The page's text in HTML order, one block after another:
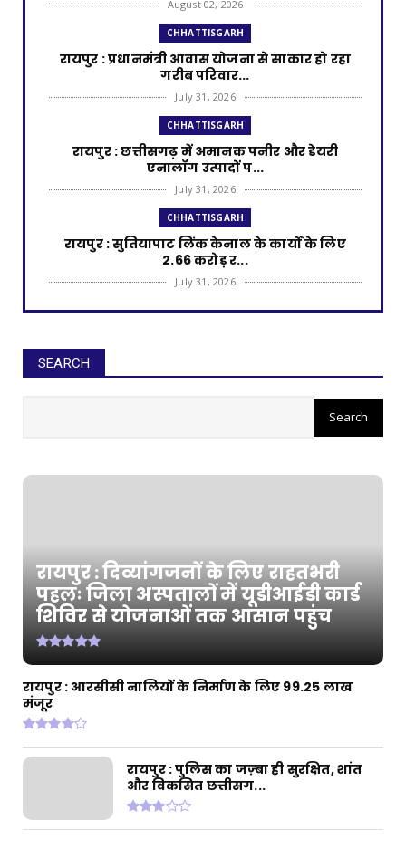
August 02, 2026
CHHATTISGARH
रायपुर : प्रधानमंत्री आवास योजना से साकार हो रहा
गरीब परिवार...
July 31, 2026
CHHATTISGARH
रायपुर : छत्तीसगढ़ में अमानक पनीर और डेयरी
एनालॉग उत्पादों प...
July 31, 2026
CHHATTISGARH
रायपुर : सुतियापाट लिंक केनाल के कार्यों के लिए
2.66 करोड़ र...
July 31, 2026
CHHATTISGARH
July 31, 2026
July 30, 2026
CHHATTISGARH
रायपुर : धरती आबा जनजातीय ग्राम उत्कर्ष अभियान
CHHATTISGARH
SEARCH
रायपुर : दिव्यांगजनों के लिए राहतभरी
पहलः जिला अस्पतालों में यूडीआईडी कार्ड
शिविर से योजनाओं तक आसान पहुंच
रायपुर : आरसीसी नालियों के निर्माण के लिए 99.25 लाख
मंजूर
रायपुर : पुलिस का जज़्बा ही सुरक्षित, शांत
और विकसित छत्तीसग...